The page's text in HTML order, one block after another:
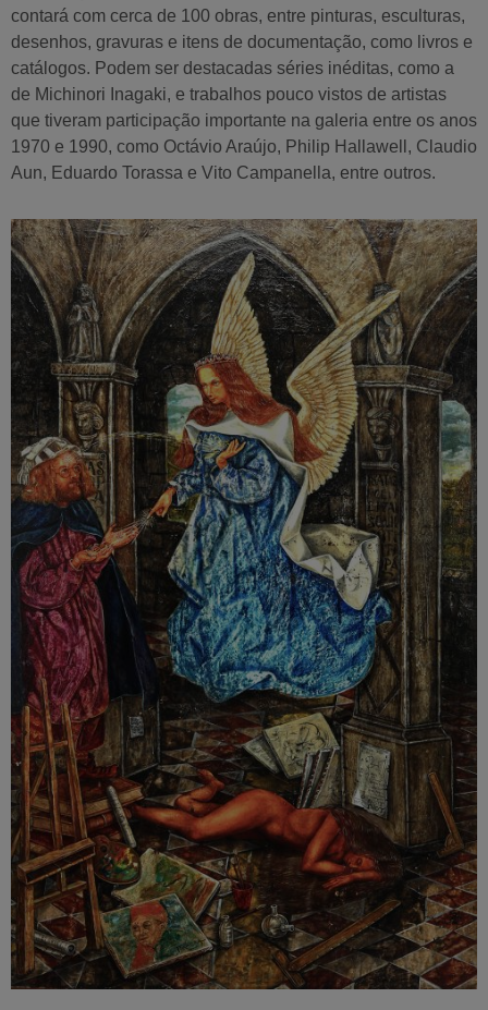
contará com cerca de 100 obras, entre pinturas, esculturas,
desenhos, gravuras e itens de documentação, como livros e
catálogos. Podem ser destacadas séries inéditas, como a
de Michinori Inagaki, e trabalhos pouco vistos de artistas
que tiveram participação importante na galeria entre os anos
1970 e 1990, como Octávio Araújo, Philip Hallawell, Claudio
Aun, Eduardo Torassa e Vito Campanella, entre outros.